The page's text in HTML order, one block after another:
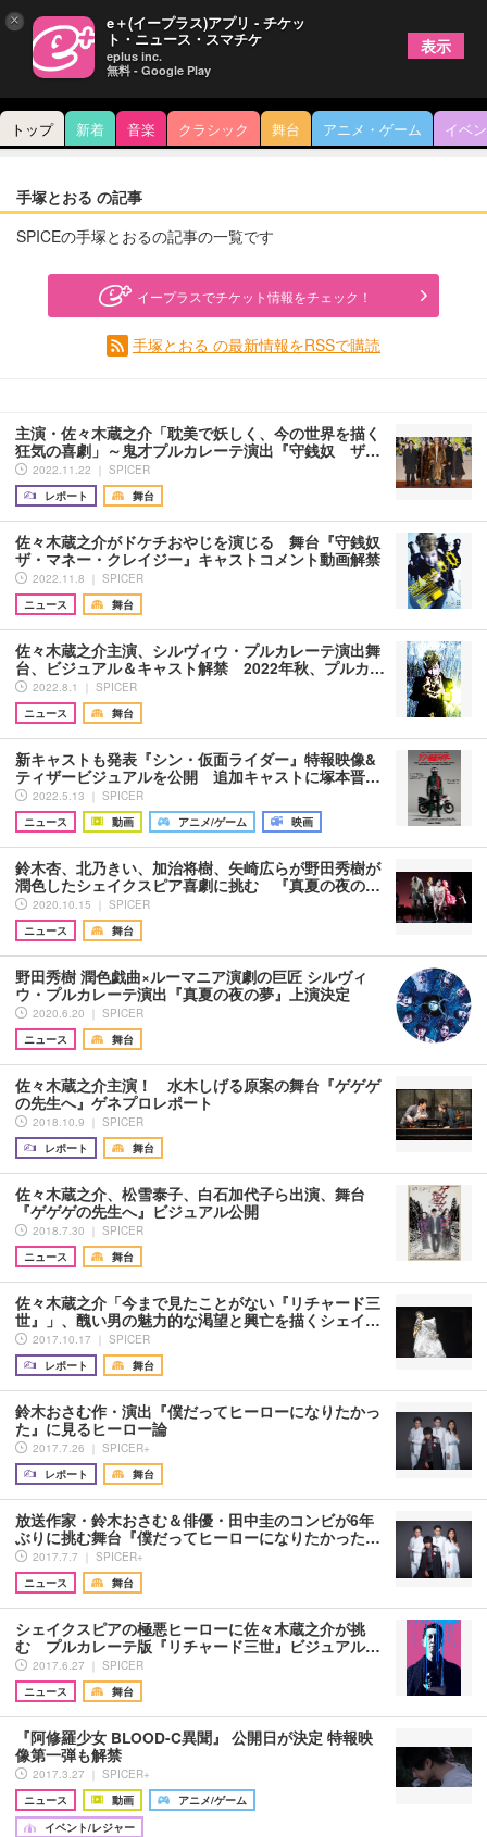
トップ 新着 音楽 クラシック 舞台 アニメ・ゲーム イベ
手塚とおる の記事
SPICEの手塚とおるの記事の一覧です
イープラスでチケット情報をチェック！
手塚とおる の最新情報をRSSで購読
主演・佐々木蔵之介「耽美で妖しく、今の世界を描く
狂気の喜劇」～鬼才プルカレーテ演出『守銭奴 ザ…
2022.11.22 ｜ SPICER
レポート
舞台
佐々木蔵之介がドケチおやじを演じる 舞台『守銭奴
ザ・マネー・クレイジー』キャストコメント動画解禁
2022.11.8 ｜ SPICER
ニュース
舞台
佐々木蔵之介主演、シルヴィウ・プルカレーテ演出舞
台、ビジュアル＆キャスト解禁 2022年秋、プルカ…
2022.8.1 ｜ SPICER
ニュース
舞台
新キャストも発表『シン・仮面ライダー』特報映像&
ティザービジュアルを公開 追加キャストに塚本晋…
2022.5.13 ｜ SPICER
ニュース
動画 アニメ/ゲーム 映画
鈴木杏、北乃きい、加治将樹、矢崎広らが野田秀樹が
潤色したシェイクスピア喜劇に挑む 『真夏の夜の…
2020.10.15 ｜ SPICER
ニュース
舞台
野田秀樹 潤色戯曲×ルーマニア演劇の巨匠 シルヴィ
ウ・プルカレーテ演出『真夏の夜の夢』上演決定
2020.6.20 ｜ SPICER
ニュース
舞台
佐々木蔵之介主演！ 水木しげる原案の舞台『ゲゲゲ
の先生へ』ゲネプロレポート
2018.10.9 ｜ SPICER
レポート
舞台
佐々木蔵之介、松雪泰子、白石加代子ら出演、舞台
『ゲゲゲの先生へ』ビジュアル公開
2018.7.30 ｜ SPICER
ニュース
舞台
佐々木蔵之介「今まで見たことがない『リチャード三
世』」、醜い男の魅力的な渇望と興亡を描くシェイ…
2017.10.17 ｜ SPICER
レポート
舞台
鈴木おさむ作・演出『僕だってヒーローになりたかっ
た』に見るヒーロー論
2017.7.26 ｜ SPICER+
レポート
舞台
放送作家・鈴木おさむ＆俳優・田中圭のコンビが6年
ぶりに挑む舞台『僕だってヒーローになりたかった…
2017.7.7 ｜ SPICER+
ニュース
舞台
シェイクスピアの極悪ヒーローに佐々木蔵之介が挑
む プルカレーテ版『リチャード三世』ビジュアル…
2017.6.27 ｜ SPICER
ニュース
舞台
『阿修羅少女 BLOOD-C異聞』 公開日が決定 特報映
像第一弾も解禁
2017.3.27 ｜ SPICER+
ニュース
動画
アニメ/ゲーム
イベント/レジャー
× e＋(イープラス)アプリ - チケッ
ト・ニュース・スマチケ
eplus inc.
無料 - Google Play
表示